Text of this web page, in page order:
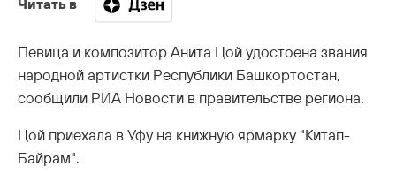
Читать в
Певица и композитор Анита Цой удостоена звания
народной артистки Республики Башкортостан,
сообщили РИА Новости в правительстве региона.
Цой приехала в Уфу на книжную ярмарку "Китап-
Байрам".